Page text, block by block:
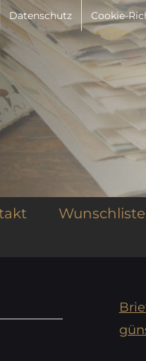
Datenschutz Cookie-
Wunschliste